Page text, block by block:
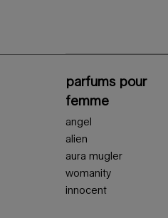
parfums pour
femme
angel
alien
aura mugler
womanity
innocent